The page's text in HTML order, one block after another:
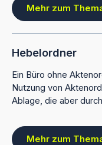
Mehr zum
Hebelordner
Ein Büro ohne
Nutzung von
Ablage, die aber
Mehr zum